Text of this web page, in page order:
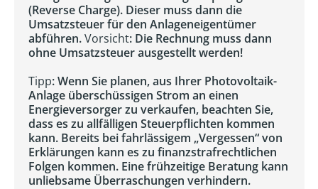
(Reverse Charge). Dieser muss dann die
Umsatzsteuer für den Anlageneigentümer
abführen.Vorsicht: Die Rechnung muss dann
ohne Umsatzsteuer ausgestellt werden!
Tipp: Wenn Sie planen, aus Ihrer Photovoltaik-
Anlage überschüssigen Strom an einen
Energieversorger zu verkaufen, beachten Sie,
dass es zu allfälligen Steuerpflichten kommen
kann. Bereits bei fahrlässigem „Vergessen“ von
Erklärungen kann es zu finanzstrafrechtlichen
Folgen kommen. Eine frühzeitige Beratung kann
unliebsame Überraschungen verhindern.